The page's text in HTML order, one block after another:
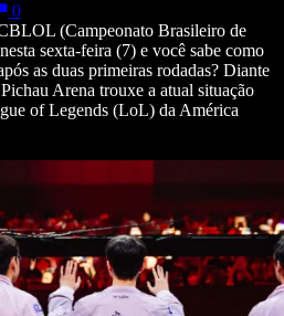
0
(Campeonato Brasileiro de
sexta-feira (7) e você sabe como
as duas primeiras rodadas? Diante
Arena trouxe a atual situação
of Legends (LoL) da América